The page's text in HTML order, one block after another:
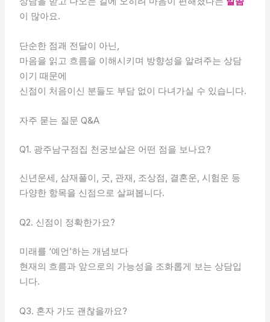
이 많아요.
단순한 점괘 전달이 아닌,
마음을 읽고 흐름을 이해시키며 방향성을 알려주는 상담
이기 때문에
신점이 처음이신 분들도 부담 없이 다녀가실 수 있습니다.
자주 묻는 질문 Q&A
Q1. 광주남구점집 천궁보살은 어떤 점을 보나요?
신년운세, 삼재풀이, 굿, 관재, 조상점, 결혼운, 시험운 등
다양한 항목을 신점으로 살펴봅니다.
Q2. 신점이 정확한가요?
미래를 ‘예언’하는 개념보다
현재의 흐름과 앞으로의 가능성을 조화롭게 보는 상담입
니다.
Q3. 혼자 가도 괜찮을까요?